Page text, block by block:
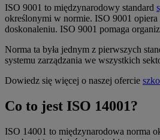
ISO 9001 to międzynarodowy standard
określonymi w normie. ISO 9001
doskonaleniu. ISO 9001 pomaga
Norma ta była jednym z pierwszych
systemu zarządzania we wszystkich
Dowiedz się więcej o naszej ofercie
Co to jest ISO 14001?
ISO 14001 to międzynarodowa norma